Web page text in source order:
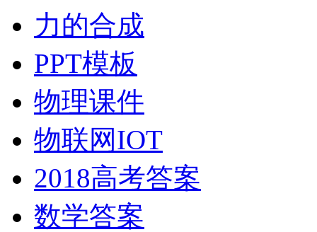
力的合成
PPT模板
物理课件
物联网IOT
2018高考答案
数学答案